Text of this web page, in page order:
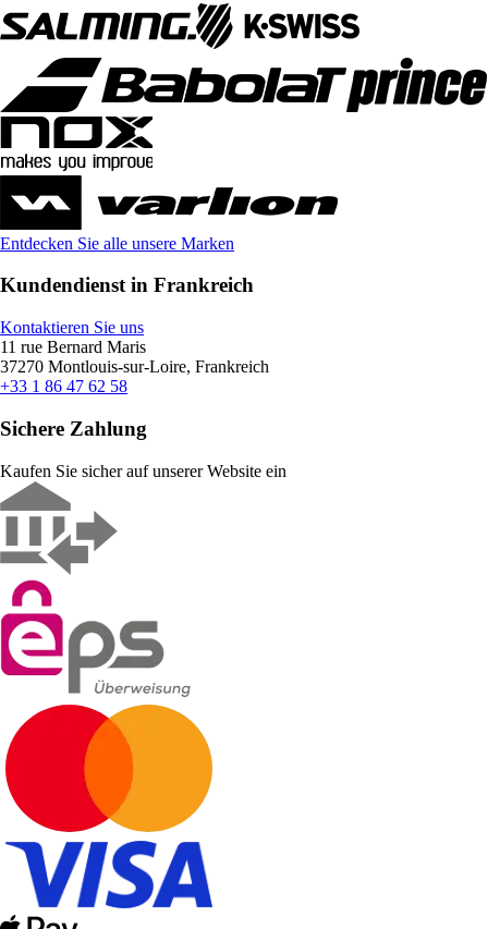
Entdecken Sie alle unsere Marken
Kundendienst in Frankreich
Kontaktieren Sie uns
11 rue Bernard Maris
37270 Montlouis-sur-Loire, Frankreich
+33 1 86 47 62 58
Sichere Zahlung
Kaufen Sie sicher auf unserer Website ein